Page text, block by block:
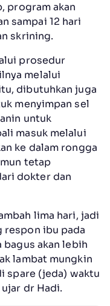
program akan
sampai 12 hari
skrining.
prosedur
melalui
dibutuhkan juga
menyimpan sel
untuk
masuk melalui
ke dalam rongga
tetap
dokter dan
lima hari, jadi
ibu pada
akan lebih
lambat mungkin
spare (jeda) waktu
dr Hadi.